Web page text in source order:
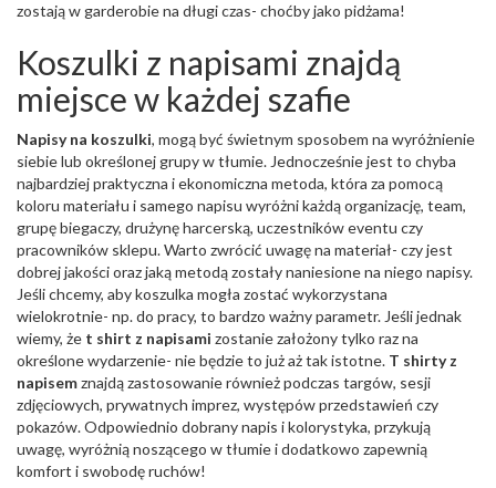
zostają w garderobie na długi czas- choćby jako pidżama!
Koszulki z napisami znajdą
miejsce w każdej szafie
Napisy na koszulki, mogą być świetnym sposobem na wyróżnienie
siebie lub określonej grupy w tłumie. Jednocześnie jest to chyba
najbardziej praktyczna i ekonomiczna metoda, która za pomocą
koloru materiału i samego napisu wyróżni każdą organizację, team,
grupę biegaczy, drużynę harcerską, uczestników eventu czy
pracowników sklepu. Warto zwrócić uwagę na materiał- czy jest
dobrej jakości oraz jaką metodą zostały naniesione na niego napisy.
Jeśli chcemy, aby koszulka mogła zostać wykorzystana
wielokrotnie- np. do pracy, to bardzo ważny parametr. Jeśli jednak
wiemy, że t shirt z napisami zostanie założony tylko raz na
określone wydarzenie- nie będzie to już aż tak istotne. T shirty z
napisemznajdą zastosowanie również podczas targów, sesji
zdjęciowych, prywatnych imprez, występów przedstawień czy
pokazów. Odpowiednio dobrany napis i kolorystyka, przykują
uwagę, wyróżnią noszącego w tłumie i dodatkowo zapewnią
komfort i swobodę ruchów!